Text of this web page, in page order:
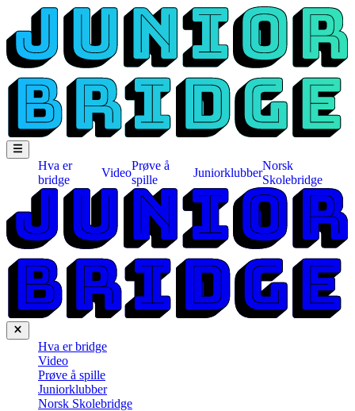
Hva er
bridge
Video
Prøve å
spille
Juniorklubber
Norsk
Skolebridge
Hva er bridge
Video
Prøve å spille
Juniorklubber
Norsk Skolebridge